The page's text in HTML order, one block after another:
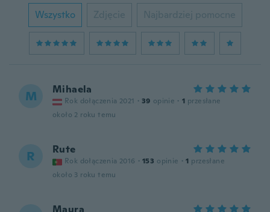
Wszystko Zdjęcie Najbardziej pomocne
M Mihaela
Rok dołączenia 2021 · 39 opinie · 1 przesłane
około 2 roku temu
R Rute
Rok dołączenia 2016 · 153 opinie · 1 przesłane
około 3 roku temu
Maura